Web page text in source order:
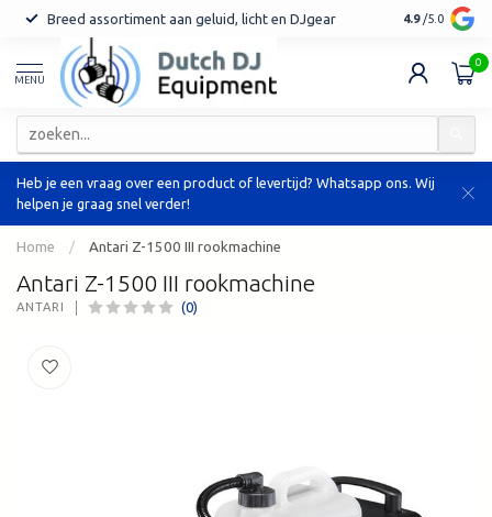
Breed assortiment aan geluid, licht en DJgear Tot 7 jaar
4.9 /5.0
MENU
0
Heb je een vraag over een product of levertijd? Whatsapp ons. Wij
helpen je graag snel verder!
Home / Antari Z-1500 III rookmachine
Antari Z-1500 III rookmachine
ANTARI (0)